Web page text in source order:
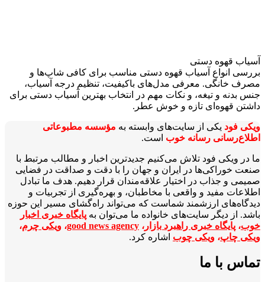
آسیاب‌ قهوه دستی
بررسی انواع آسیاب قهوه دستی مناسب برای کافی شاپ‌ها و
مصرف خانگی. معرفی مدل‌های باکیفیت، تنظیم درجه آسیاب،
جنس بدنه و تیغه، و نکات مهم در انتخاب بهترین آسیاب دستی برای
داشتن قهوه‌ای تازه و خوش عطر.
ویکی‌ فود یکی از سایت‌های وابسته به مؤسسه مطبوعاتی
اطلاع‌رسانی رسانه خوب است.
ما در ویکی‌ فود تلاش می‌کنیم جدیدترین اخبار و مطالب مرتبط با
صنعت خوراکی‌ها در ایران و جهان را با دقت و صداقت در فضایی
صمیمی و جذاب در اختیار علاقه‌مندان قرار دهیم. هدف ما تبادل
اطلاعات مفید و واقعی با مخاطبان، و بهره‌گیری از تجربیات و
دیدگاه‌های ارزشمند شماست که می‌تواند راه‌گشای مسیر این حوزه
باشد. از دیگر سایت‌های خانواده ما می‌توان به پایگاه خبری اخبار
خوب، پایگاه خبری راهبرد بازار ، good news agency، ویکی چرم،
ویکی چاپ، ویکی چوب اشاره کرد.
تماس با ما